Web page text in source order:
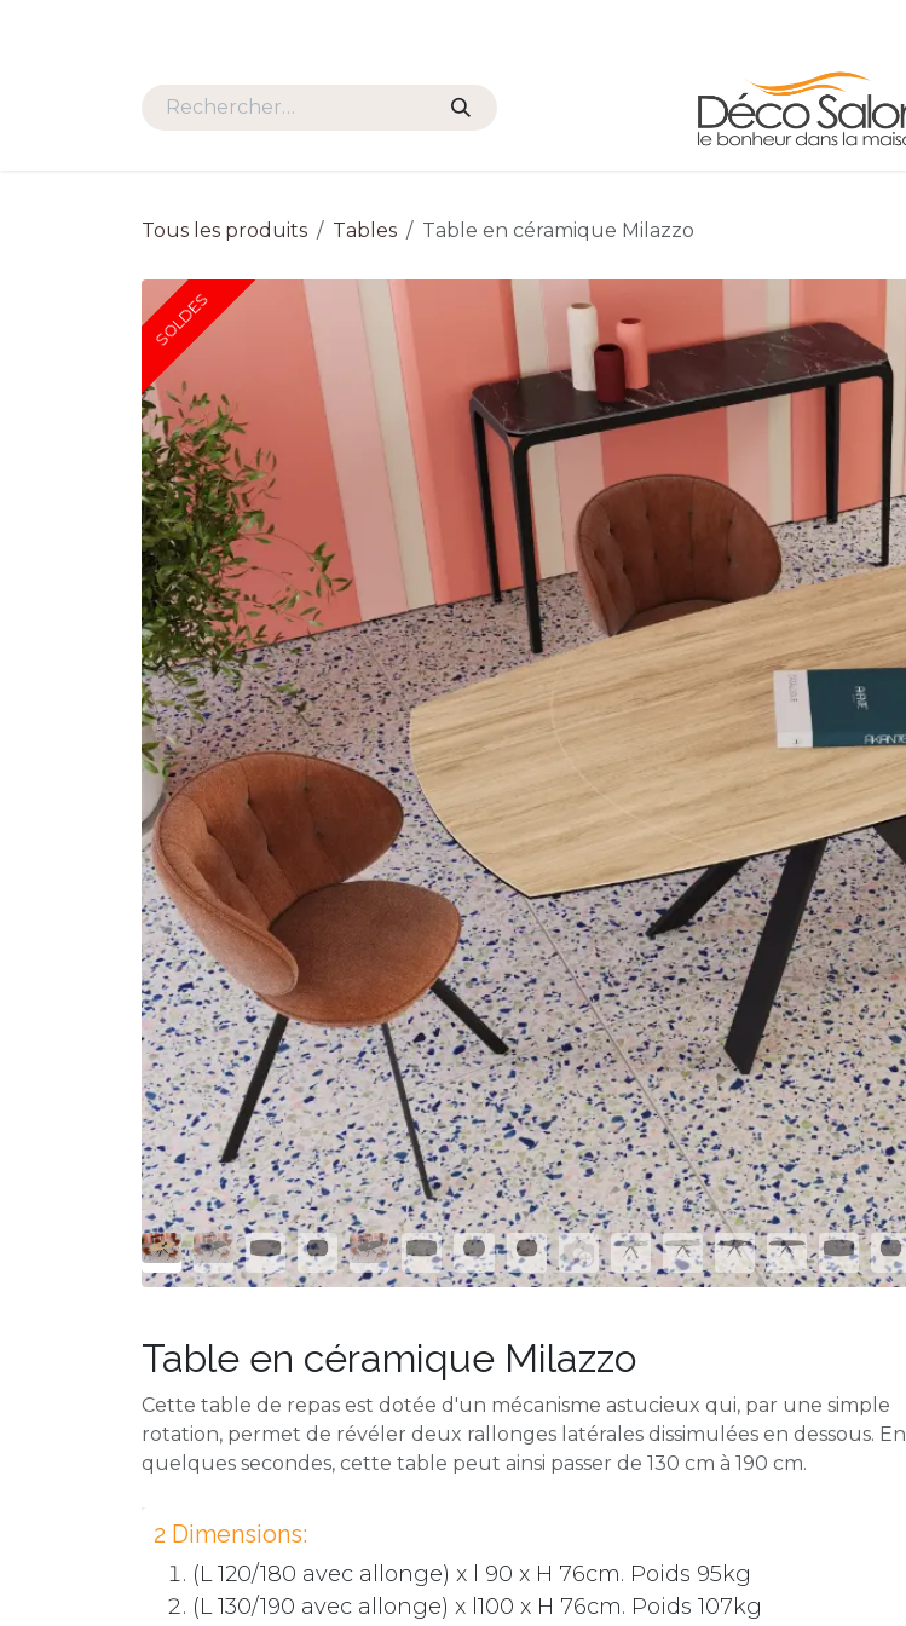
Tous les produits Tables Table en céramique Milazzo
SOLDES
SOLDES
Table en céramique Milazzo
Cette table de repas est dotée d'un mécanisme astucieux qui, par une simple
rotation, permet de révéler deux rallonges latérales dissimulées en dessous. En
quelques secondes, cette table peut ainsi passer de 130 cm à 190 cm.
2 Dimensions:
(L 120/180 avec allonge) x l 90 x H 76cm. Poids 95kg
(L 130/190 avec allonge) x l100 x H 76cm. Poids 107kg